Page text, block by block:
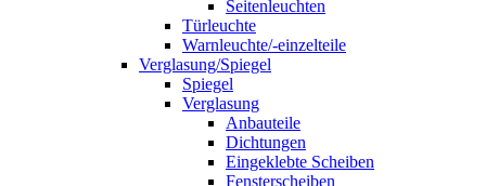
Seitenleuchten
Türleuchte
Warnleuchte/-einzelteile
Verglasung/Spiegel
Spiegel
Verglasung
Anbauteile
Dichtungen
Eingeklebte Scheiben
Fensterscheiben